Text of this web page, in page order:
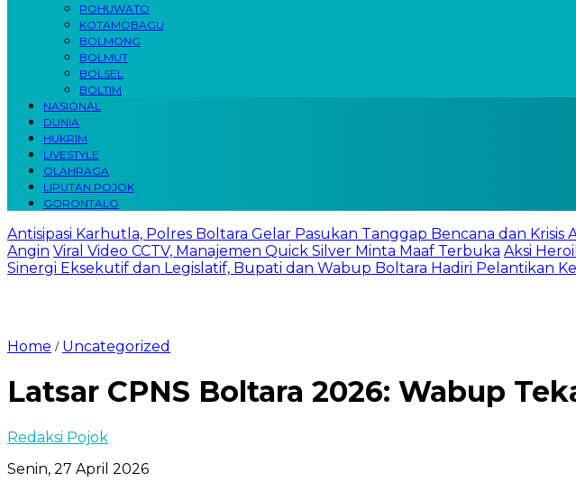
POHUWATO
KOTAMOBAGU
BOLMONG
BOLMUT
BOLSEL
BOLTIM
NASIONAL
DUNIA
HUKRIM
LIVESTYLE
OLAHRAGA
LIPUTAN POJOK
GORONTALO
Antisipasi Karhutla, Polres Boltara Gelar Pasukan Tanggap Bencana dan Krisis
Angin Viral Video CCTV, Manajemen Quick Silver Minta Maaf Terbuka Aksi
Sinergi Eksekutif dan Legislatif, Bupati dan Wabup Boltara Hadiri Pelantikan
Home / Uncategorized
Latsar CPNS Boltara 2026: Wabup
Redaksi Pojok
Senin, 27 April 2026